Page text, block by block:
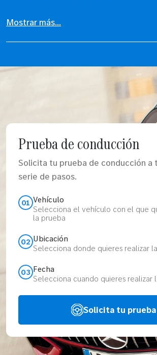
Mostrar más...
Prueba de conducción
Solicita tu prueba de conducción a
serie de pasos.
01 Vehículo
Selecciona el vehículo con el que
la prueba
02 Ubicación
Selecciona donde quieres realizar
03 Fecha
Selecciona cuando quieres realizar
Solicita tu prueba